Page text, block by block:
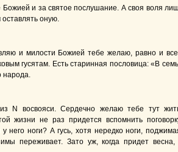
Божией и за святое послушание. А своя воля
оставлять оную.
и милости Божией тебе желаю, равно и
гусятам. Есть старинная пословица: «В
народа.
N восвояси. Сердечно желаю тебе тут
жизни не раз придется вспомнить
него ноги? А гусь, хотя нередко ноги,
переживает. Зато уж, когда придет весна,